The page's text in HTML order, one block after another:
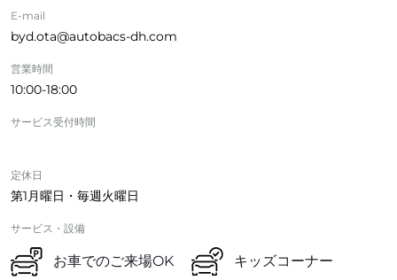
E-mail
byd.ota@autobacs-dh.com
営業時間
10:00-18:00
サービス受付時間
定休日
第1月曜日・毎週火曜日
サービス・設備
お車でのご来場OK キッズコーナー